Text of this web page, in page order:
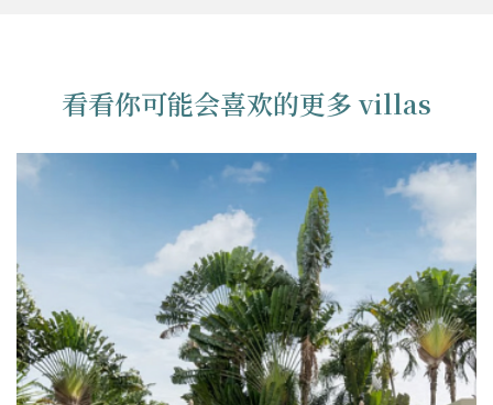
看看你可能会喜欢的更多 villas